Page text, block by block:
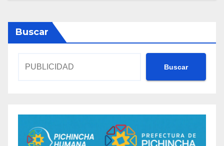
Buscar
Buscar